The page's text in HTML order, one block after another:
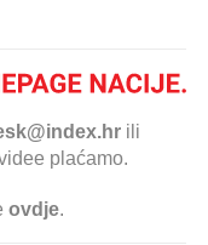
ili
plaćamo.
ovdje.